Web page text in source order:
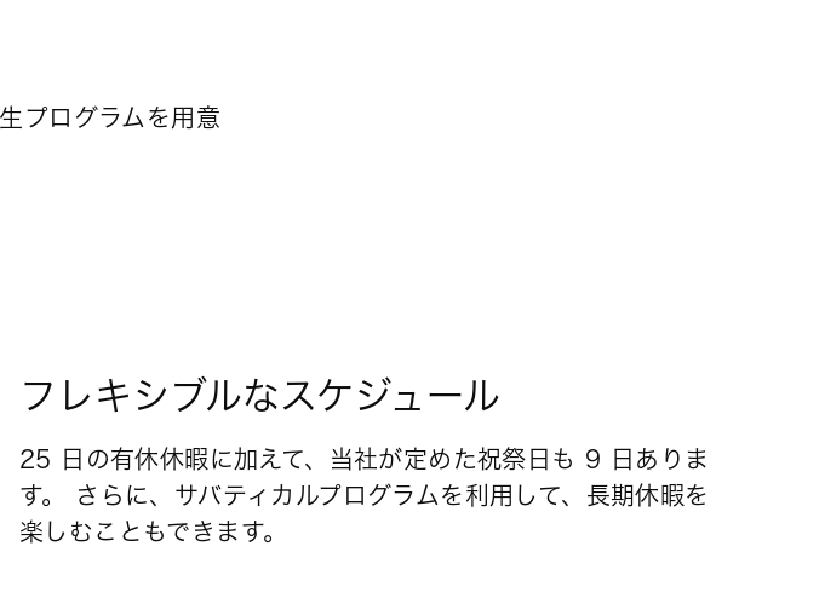
プログラムを用意
フレキシブルなスケジュール
25 日の有休休暇に加えて、当社が定めた祝祭日も 9 日ありま
す。 さらに、サバティカルプログラムを利用して、長期休暇を
楽しむこともできます。